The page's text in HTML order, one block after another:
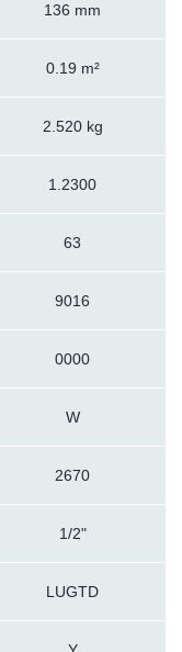
136 mm
0.19 m²
2.520 kg
1.2300
63
9016
0000
W
2670
1/2"
LUGTD